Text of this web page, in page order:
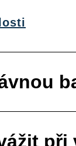
při